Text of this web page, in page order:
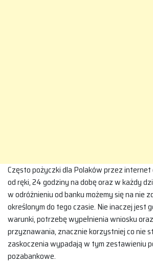
Często pożyczki dla Polaków przez internet
od ręki, 24 godziny na dobę oraz w każdy
w odróżnieniu od banku możemy się na nie
określonym do tego czasie. Nie inaczej jest
warunki, potrzebę wypełnienia wniosku
przyznawania, znacznie korzystniej co nie
zaskoczenia wypadają w tym zestawieniu
pozabankowe.